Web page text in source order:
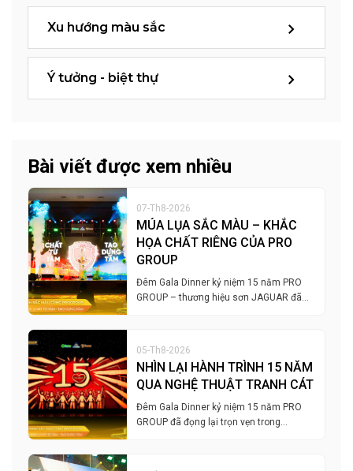
Xu hướng màu sắc
Ý tưởng - biệt thự
Bài viết được xem nhiều
07-Th8-2026
MÚA LỤA SẮC MÀU – KHẮC
HỌA CHẤT RIÊNG CỦA PRO
GROUP
Đêm Gala Dinner kỷ niệm 15 năm PRO
GROUP – thương hiệu sơn JAGUAR đã…
05-Th8-2026
NHÌN LẠI HÀNH TRÌNH 15 NĂM
QUA NGHỆ THUẬT TRANH CÁT
Đêm Gala Dinner kỷ niệm 15 năm PRO
GROUP đã đọng lại trọn vẹn trong…